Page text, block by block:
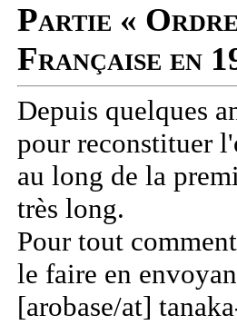
Partie «
Française en
Depuis quelques
pour reconstituer
au long de la
très long.
Pour tout
le faire en
[arobase/at]